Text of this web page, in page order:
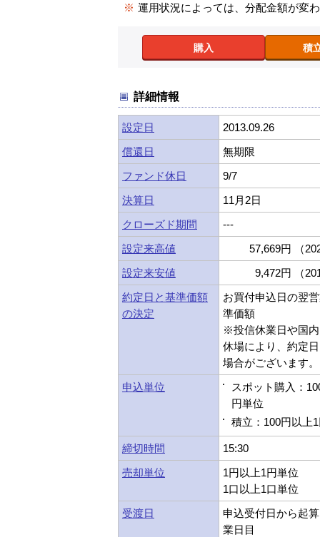
※ 運用状況によっては、分配金額が変
購入 積
詳細情報
設定日
2013.09.26
償還日
無期限
ファンド休日
9/7
決算日
11月2日
クローズド期間
---
設定来高値
57,669円 （
設定来安値
9,472円 （
約定日と基準価額
の決定
お買付申込日の翌
準価額
※投信休業日や国
休場により、約定
場合がございます。
申込単位
スポット購入：
円単位
積立：100円以上
締切時間
15:30
売却単位
1円以上1円単位
1口以上1口単位
受渡日
申込受付日から起
業日目